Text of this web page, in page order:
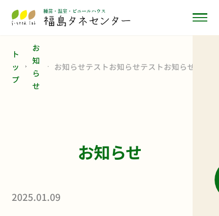
ト
ッ
プ
お
知
ら
せ
お知らせテストお知らせテストお知らせテ
らせテストお知らせテスト
お知らせ
2025.01.09